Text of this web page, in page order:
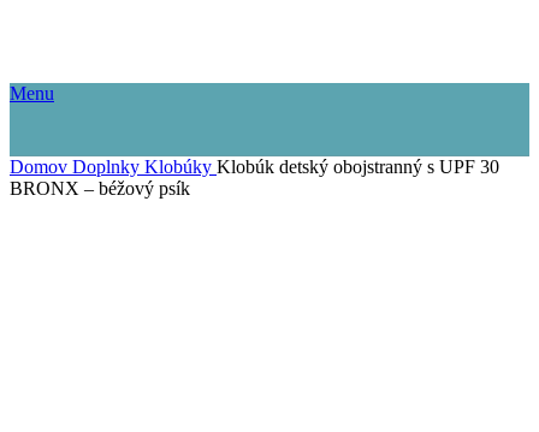
Menu
Domov Doplnky Klobúky Klobúk detský obojstranný s UPF 30
BRONX – béžový psík